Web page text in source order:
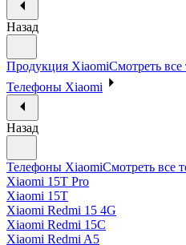
Назад
Продукция XiaomiСмотреть все
Телефоны Xiaomi
Назад
Телефоны XiaomiСмотреть все
Xiaomi 15T Pro
Xiaomi 15T
Xiaomi Redmi 15 4G
Xiaomi Redmi 15C
Xiaomi Redmi A5